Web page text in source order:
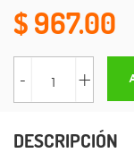
967.00
- +
DESCRIPCIÓN